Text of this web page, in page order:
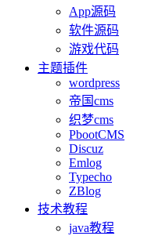
App源码
软件源码
游戏代码
主题插件
wordpress
帝国cms
织梦cms
PbootCMS
Discuz
Emlog
Typecho
ZBlog
技术教程
java教程